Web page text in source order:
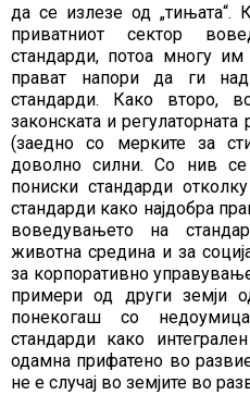
да се излезе од „тињата“.
приватниот сектор
стандарди, потоа многу
прават напори да ги
стандарди. Како второ,
законската и
(заедно со мерките за
доволно силни. Со нив се
пониски стандарди
стандарди како најдобра
воведувањето на
животна средина и за
за корпоративно
примери од други
понекогаш со
стандарди како
одамна прифатено во
не е случај во земјите во